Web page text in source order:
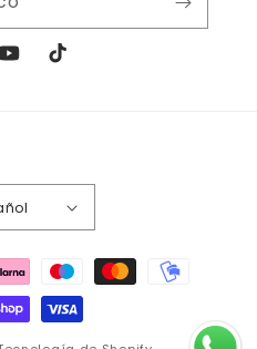
TikTok